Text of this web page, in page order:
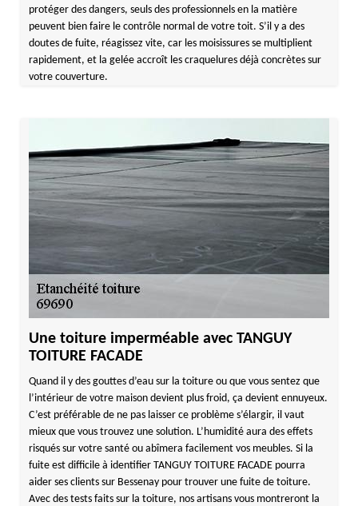
protéger des dangers, seuls des professionnels en la matière
peuvent bien faire le contrôle normal de votre toit. S’il y a des
doutes de fuite, réagissez vite, car les moisissures se multiplient
rapidement, et la gelée accroît les craquelures déjà concrètes sur
votre couverture.
Une toiture imperméable avec TANGUY
TOITURE FACADE
Quand il y des gouttes d’eau sur la toiture ou que vous sentez que
l’intérieur de votre maison devient plus froid, ça devient ennuyeux.
C’est préférable de ne pas laisser ce problème s’élargir, il vaut
mieux que vous trouvez une solution. L’humidité aura des effets
risqués sur votre santé ou abîmera facilement vos meubles. Si la
fuite est difficile à identifier TANGUY TOITURE FACADE pourra
aider ses clients sur Bessenay pour trouver une fuite de toiture.
Avec des tests faits sur la toiture, nos artisans vous montreront la